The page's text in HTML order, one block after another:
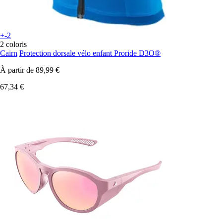
+-2
2 coloris
Cairn Protection dorsale vélo enfant Proride D3O®
À partir de 89,99 €
67,34 €